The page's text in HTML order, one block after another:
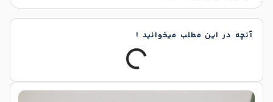
آنچه در این مطلب میخوانید !